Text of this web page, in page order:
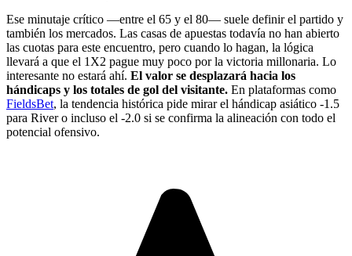
Ese minutaje crítico —entre el 65 y el 80— suele definir el partido y
también los mercados. Las casas de apuestas todavía no han abierto
las cuotas para este encuentro, pero cuando lo hagan, la lógica
llevará a que el 1X2 pague muy poco por la victoria millonaria. Lo
interesante no estará ahí. El valor se desplazará hacia los
hándicaps y los totales de gol del visitante. En plataformas como
FieldsBet, la tendencia histórica pide mirar el hándicap asiático -1.5
para River o incluso el -2.0 si se confirma la alineación con todo el
potencial ofensivo.